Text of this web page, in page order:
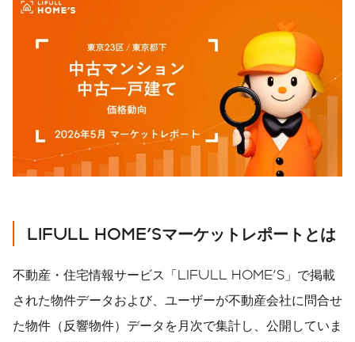
LIFULL HOME'Sマーケットレポートとは
不動産・住宅情報サービス「LIFULL HOME'S」で掲載
された物件データおよび、ユーザーが不動産会社に問合せ
た物件（反響物件）データを月次で集計し、公開していま